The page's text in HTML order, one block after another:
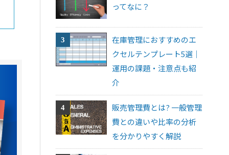
ってなに？
在庫管理におすすめのエ
クセルテンプレート5選｜
運用の課題・注意点も紹
介
販売管理費とは? 一般管理
費との違いや比率の分析
を分かりやすく解説